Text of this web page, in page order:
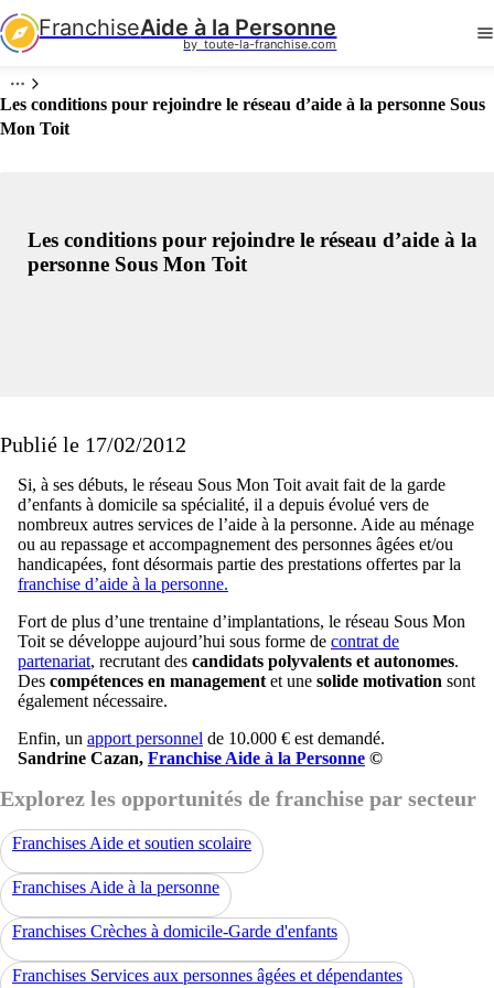
FranchiseAide à la Personne
by  toute-la-franchise.com
Les conditions pour rejoindre le réseau d’aide à la personne Sous
Mon Toit
Les conditions pour rejoindre le réseau d’aide à la
personne Sous Mon Toit
Publié le 17/02/2012
Si, à ses débuts, le réseau Sous Mon Toit avait fait de la garde
d’enfants à domicile sa spécialité, il a depuis évolué vers de
nombreux autres services de l’aide à la personne. Aide au ménage
ou au repassage et accompagnement des personnes âgées et/ou
handicapées, font désormais partie des prestations offertes par la
franchise d’aide à la personne.
Fort de plus d’une trentaine d’implantations, le réseau Sous Mon
Toit se développe aujourd’hui sous forme de contrat de
partenariat, recrutant des candidats polyvalents et autonomes.
Des compétences en management et une solide motivation sont
également nécessaire.
Enfin, un apport personnel de 10.000 € est demandé.
Sandrine Cazan, Franchise Aide à la Personne ©
Explorez les opportunités de franchise par secteur
Franchises Aide et soutien scolaire
Franchises Aide à la personne
Franchises Crèches à domicile-Garde d'enfants
Franchises Services aux personnes âgées et dépendantes